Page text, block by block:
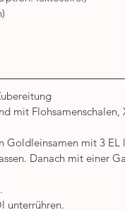
mit Flohsamenschalen,
Goldleinsamen mit 3 EL
Danach mit einer
unterrühren.